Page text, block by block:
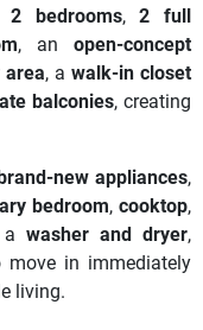
2 bedrooms,2 full
, an open-concept
area, awalk-in closet
balconies, creating
brand-new appliances,
bedroom, cooktop,
washer and dryer,
in immediately
living.